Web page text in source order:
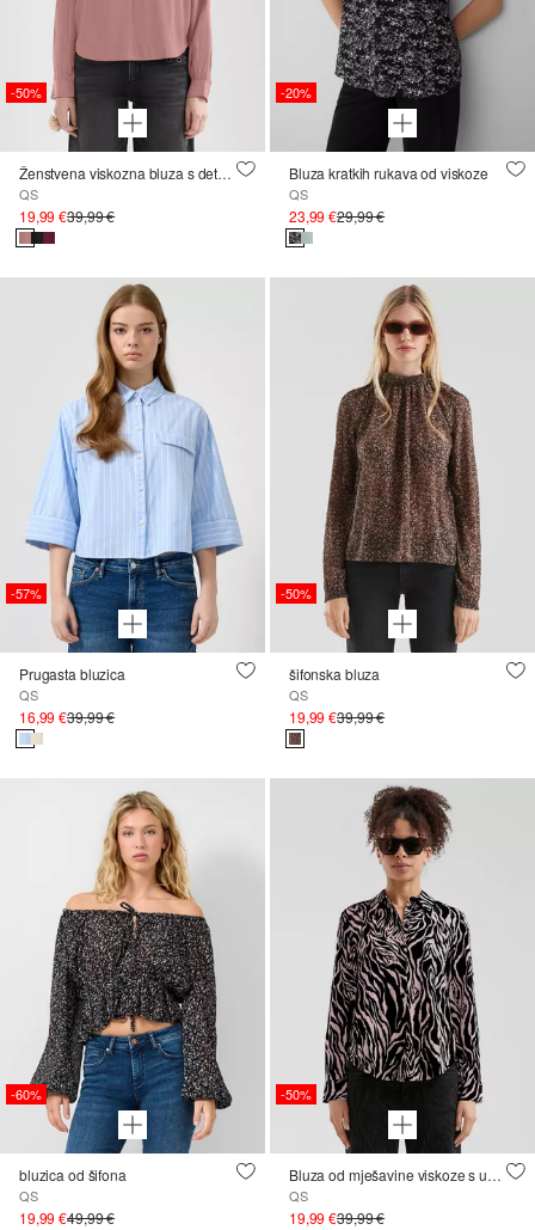
-50%
Ženstvena viskozna bluza s detaljem haljine
QS
19,99 €39,99 €
-20%
Bluza kratkih rukava od viskoze
QS
23,99 €29,99 €
-57%
Prugasta bluzica
QS
16,99 €39,99 €
-50%
šifonska bluza
QS
19,99 €39,99 €
-60%
bluzica od šifona
QS
19,99 €49,99 €
-50%
Bluza od mješavine viskoze s uzorkom
QS
19,99 €39,99 €